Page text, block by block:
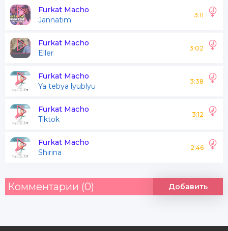
Sani dab sani dab aqldan azdim
Oo
Sani man sani man yaningda gezdim
Sani man sani man qalbinga yazdim
Sani dab sani dab aqldan azdim
Oo
Furkat Macho
Jannatim
3:11
Furkat Macho
Eller
3:02
Furkat Macho
Ya tebya lyublyu
3:38
Furkat Macho
Tiktok
3:12
Furkat Macho
Shirina
2:46
Комментарии (0) Добавить